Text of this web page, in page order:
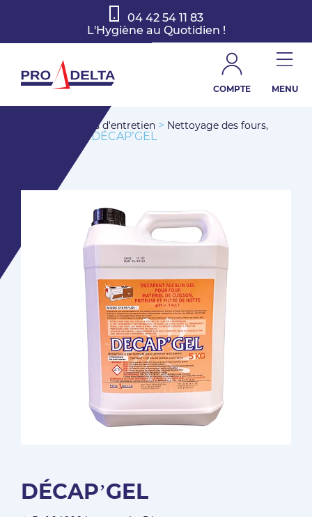
04 42 54 11 83
L'Hygiène au Quotidien !
COMPTE MENU
Produits d'entretien > Nettoyage des fours,
> DÉCAP’GEL
DÉCAP’GEL